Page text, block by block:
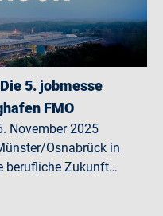
5. jobmesse
FMO
November 2025
Osnabrück in
berufliche Zukunft…